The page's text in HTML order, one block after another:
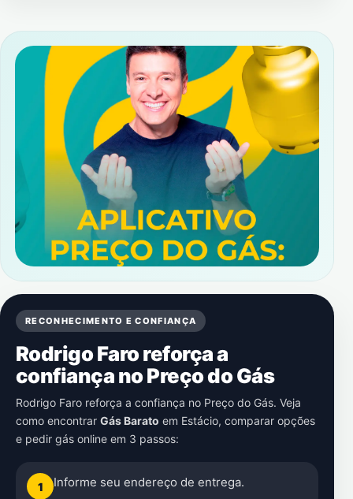
RECONHECIMENTO E CONFIANÇA
Rodrigo Faro reforça a
confiança no Preço do Gás
Rodrigo Faro reforça a confiança no Preço do Gás. Veja
como encontrar Gás Barato em Estácio, comparar opções
e pedir gás online em 3 passos:
1 Informe seu endereço de entrega.